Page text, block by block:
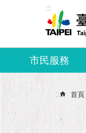
跳到主要內容區塊
:::
市民服務
::: 首頁